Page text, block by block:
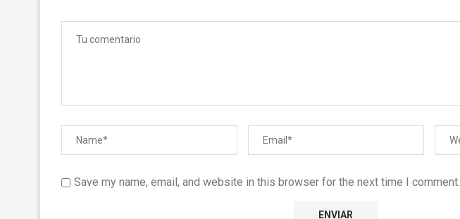
Save my name, email, and website in this browser for the next time I comment.